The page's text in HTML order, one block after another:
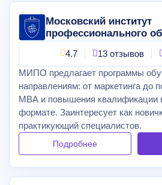
Московский институт
профессионального
4.7 13 отзывов
МИПО предлагает программы
направлениям: от маркетинга до
MBA и повышения квалификации
формате. Заинтересует как
практикующий специалистов.
Подробнее